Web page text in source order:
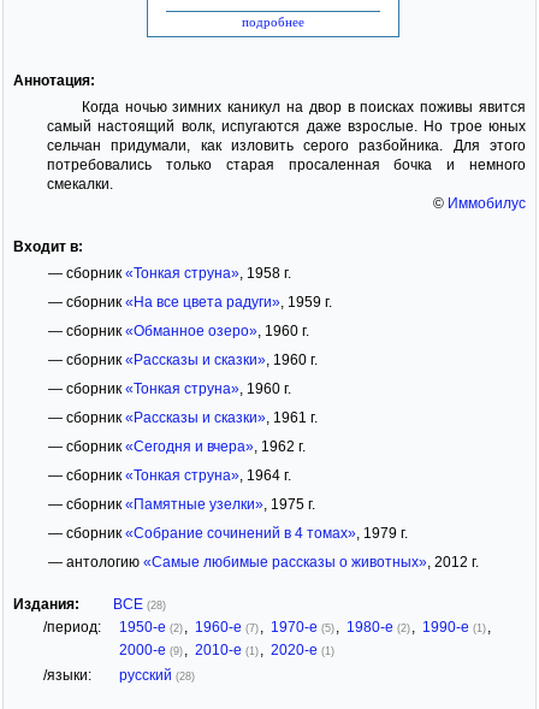
подробнее
Аннотация:
Когда ночью зимних каникул на двор в поисках поживы явится
самый настоящий волк, испугаются даже взрослые. Но трое юных
сельчан придумали, как изловить серого разбойника. Для этого
потребовались только старая просаленная бочка и немного
смекалки.
© Иммобилус
Входит в:
— сборник «Тонкая струна», 1958 г.
— сборник «На все цвета радуги», 1959 г.
— сборник «Обманное озеро», 1960 г.
— сборник «Рассказы и сказки», 1960 г.
— сборник «Тонкая струна», 1960 г.
— сборник «Рассказы и сказки», 1961 г.
— сборник «Сегодня и вчера», 1962 г.
— сборник «Тонкая струна», 1964 г.
— сборник «Памятные узелки», 1975 г.
— сборник «Собрание сочинений в 4 томах», 1979 г.
— антологию «Самые любимые рассказы о животных», 2012 г.
Издания: ВСЕ (28)
/период: 1950-е (2) 1960-е (7) 1970-е (5) 1980-е (2) 1990-е (1)
2000-е (9) 2010-е (1) 2020-е (1)
/языки: русский (28)